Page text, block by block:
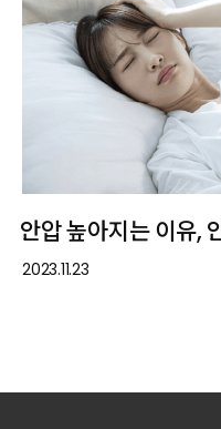
안압 높아지는 이유,
2023.11.23